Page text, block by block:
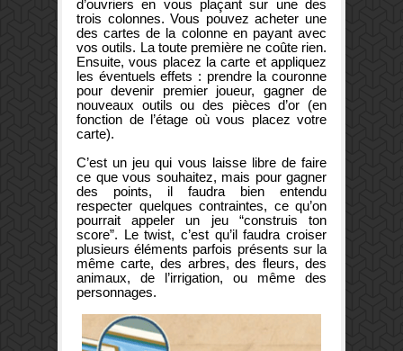
d’ouvriers en vous plaçant sur une des
trois colonnes. Vous pouvez acheter une
des cartes de la colonne en payant avec
vos outils. La toute première ne coûte rien.
Ensuite, vous placez la carte et appliquez
les éventuels effets : prendre la couronne
pour devenir premier joueur, gagner de
nouveaux outils ou des pièces d’or (en
fonction de l’étage où vous placez votre
carte).
C’est un jeu qui vous laisse libre de faire
ce que vous souhaitez, mais pour gagner
des points, il faudra bien entendu
respecter quelques contraintes, ce qu’on
pourrait appeler un jeu “construis ton
score”. Le twist, c’est qu’il faudra croiser
plusieurs éléments parfois présents sur la
même carte, des arbres, des fleurs, des
animaux, de l’irrigation, ou même des
personnages.